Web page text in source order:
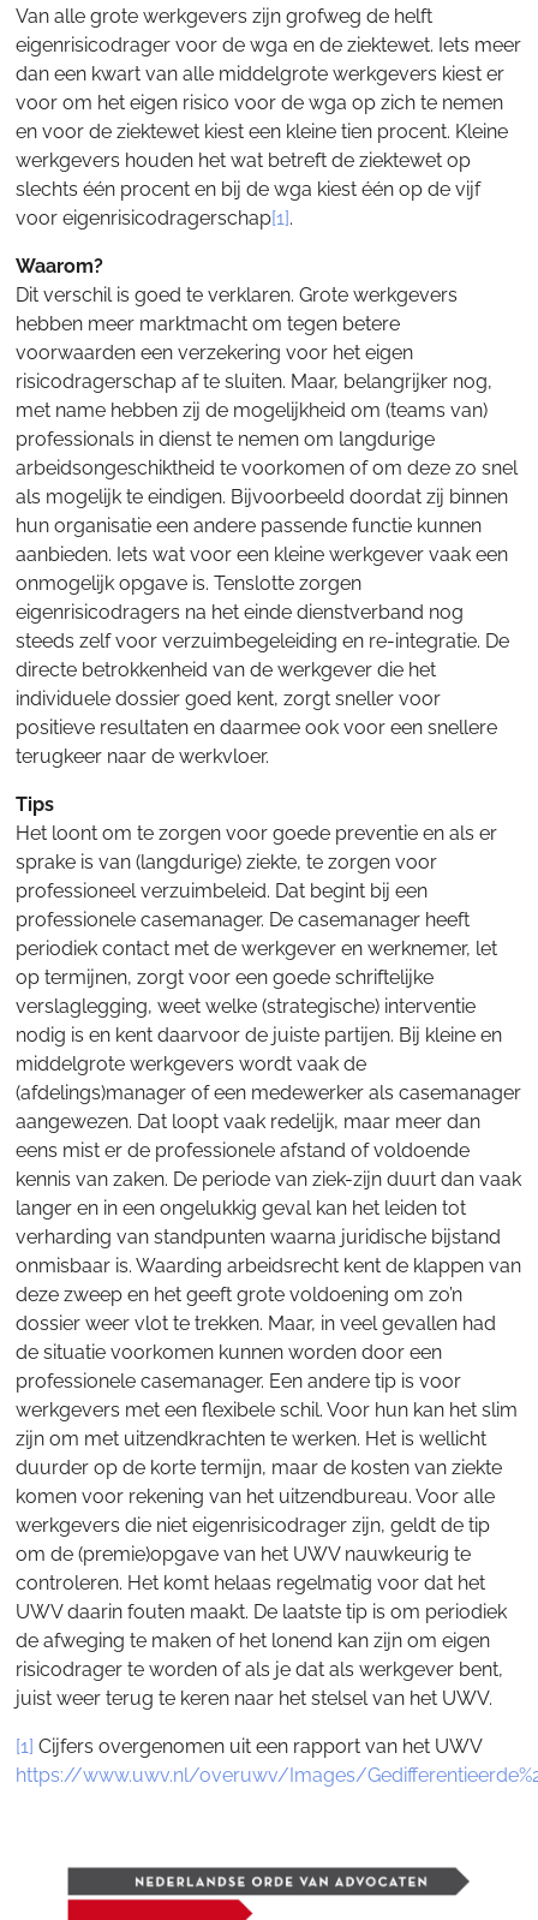
Van alle grote werkgevers zijn grofweg de helft
eigenrisicodrager voor de wga en de ziektewet. Iets meer
dan een kwart van alle middelgrote werkgevers kiest er
voor om het eigen risico voor de wga op zich te nemen
en voor de ziektewet kiest een kleine tien procent. Kleine
werkgevers houden het wat betreft de ziektewet op
slechts één procent en bij de wga kiest één op de vijf
voor eigenrisicodragerschap[1].
Waarom?
Dit verschil is goed te verklaren. Grote werkgevers
hebben meer marktmacht om tegen betere
voorwaarden een verzekering voor het eigen
risicodragerschap af te sluiten. Maar, belangrijker nog,
met name hebben zij de mogelijkheid om (teams van)
professionals in dienst te nemen om langdurige
arbeidsongeschiktheid te voorkomen of om deze zo snel
als mogelijk te eindigen. Bijvoorbeeld doordat zij binnen
hun organisatie een andere passende functie kunnen
aanbieden. Iets wat voor een kleine werkgever vaak een
onmogelijk opgave is. Tenslotte zorgen
eigenrisicodragers na het einde dienstverband nog
steeds zelf voor verzuimbegeleiding en re-integratie. De
directe betrokkenheid van de werkgever die het
individuele dossier goed kent, zorgt sneller voor
positieve resultaten en daarmee ook voor een snellere
terugkeer naar de werkvloer.
Tips
Het loont om te zorgen voor goede preventie en als er
sprake is van (langdurige) ziekte, te zorgen voor
professioneel verzuimbeleid. Dat begint bij een
professionele casemanager. De casemanager heeft
periodiek contact met de werkgever en werknemer, let
op termijnen, zorgt voor een goede schriftelijke
verslaglegging, weet welke (strategische) interventie
nodig is en kent daarvoor de juiste partijen. Bij kleine en
middelgrote werkgevers wordt vaak de
(afdelings)manager of een medewerker als casemanager
aangewezen. Dat loopt vaak redelijk, maar meer dan
eens mist er de professionele afstand of voldoende
kennis van zaken. De periode van ziek-zijn duurt dan vaak
langer en in een ongelukkig geval kan het leiden tot
verharding van standpunten waarna juridische bijstand
onmisbaar is. Waarding arbeidsrecht kent de klappen van
deze zweep en het geeft grote voldoening om zo’n
dossier weer vlot te trekken. Maar, in veel gevallen had
de situatie voorkomen kunnen worden door een
professionele casemanager. Een andere tip is voor
werkgevers met een flexibele schil. Voor hun kan het slim
zijn om met uitzendkrachten te werken. Het is wellicht
duurder op de korte termijn, maar de kosten van ziekte
komen voor rekening van het uitzendbureau. Voor alle
werkgevers die niet eigenrisicodrager zijn, geldt de tip
om de (premie)opgave van het UWV nauwkeurig te
controleren. Het komt helaas regelmatig voor dat het
UWV daarin fouten maakt. De laatste tip is om periodiek
de afweging te maken of het lonend kan zijn om eigen
risicodrager te worden of als je dat als werkgever bent,
juist weer terug te keren naar het stelsel van het UWV.
[1] Cijfers overgenomen uit een rapport van het UWV
https://www.uwv.nl/overuwv/Images/